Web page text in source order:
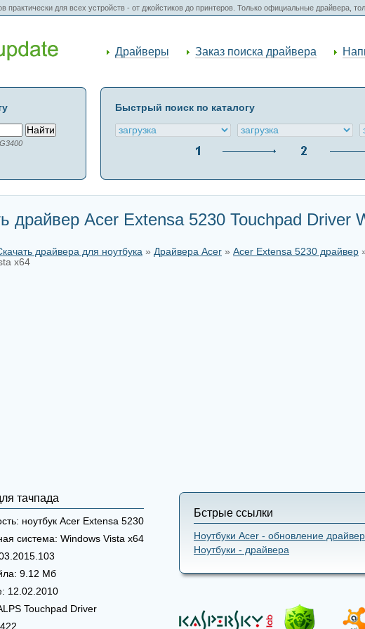
практически для всех устройств - от джойстиков до принтеров. Только официальные драйвера,
Драйверы Заказ поиска драйвера
Быстрый поиск по каталогу
драйвер Acer Extensa 5230 Touchpad Driver
драйвера для ноутбука » Драйвера Acer » Acer Extensa 5230 драйвер
x64
тачпада
ноутбук Acer Extensa 5230
система: Windows Vista x64
9.12 Мб
12.02.2010
Touchpad Driver
Бстрые ссылки
Ноутбуки Acer - обновление
Ноутбуки - драйвера